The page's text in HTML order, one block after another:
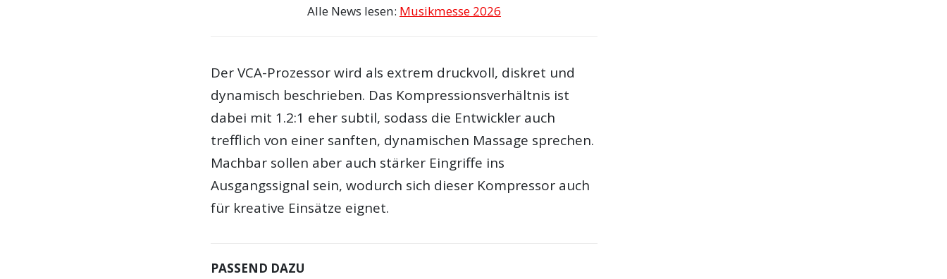
Alle News lesen: Musikmesse 2026
Der VCA-Prozessor wird als extrem druckvoll, diskret und
dynamisch beschrieben. Das Kompressionsverhältnis ist
dabei mit 1.2:1 eher subtil, sodass die Entwickler auch
trefflich von einer sanften, dynamischen Massage sprechen.
Machbar sollen aber auch stärker Eingriffe ins
Ausgangssignal sein, wodurch sich dieser Kompressor auch
für kreative Einsätze eignet.
PASSEND DAZU